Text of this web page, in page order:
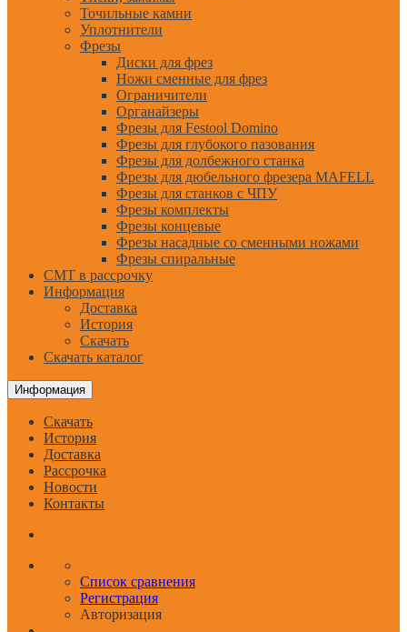
Точильные камни
Уплотнители
Фрезы
Диски для фрез
Ножи сменные для фрез
Ограничители
Органайзеры
Фрезы для Festool Domino
Фрезы для глубокого пазования
Фрезы для долбежного станка
Фрезы для дюбельного фрезера MAFELL
Фрезы для станков с ЧПУ
Фрезы комплекты
Фрезы концевые
Фрезы насадные со сменными ножами
Фрезы спиральные
CMT в рассрочку
Информация
Доставка
История
Скачать
Скачать каталог
Информация
Скачать
История
Доставка
Рассрочка
Новости
Контакты
Список сравнения
Регистрация
Авторизация